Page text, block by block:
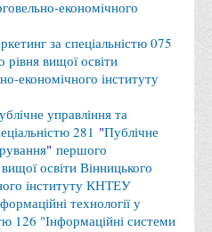
співпраці
та вебінарів
диплому
(міжнародна практика)
економічного
за спеціальністю 075
вищої освіти
економічного інституту
управління та
281 "Публічне
" першого
освіти Вінницького
інституту КНТЕУ
технології у
126 "Інформаційні системи